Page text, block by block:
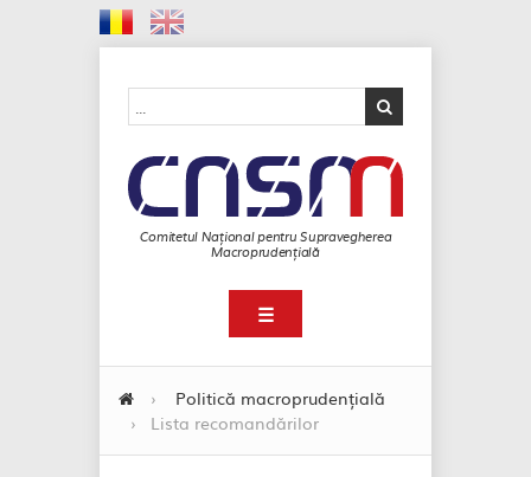
Comitetul Național pentru Supravegherea
Macroprudențială
☰
›
Politică macroprudențială
›
Lista recomandărilor